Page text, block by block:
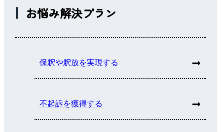
お悩み解決プラン
保釈や釈放を実現する
不起訴を獲得する